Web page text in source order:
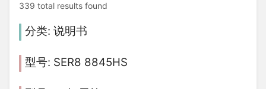
339 total results found
说明书
SER8 8845HS